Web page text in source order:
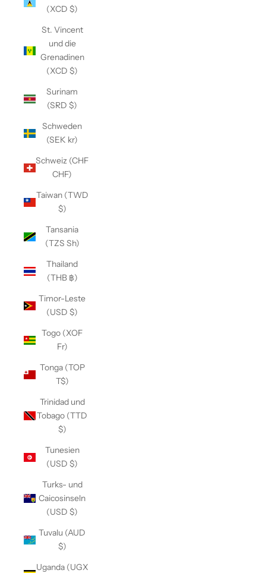
(XCD $)
St. Vincent
und die
Grenadinen
(XCD $)
Surinam
(SRD $)
Schweden
(SEK kr)
Schweiz (CHF
CHF)
Taiwan (TWD
$)
Tansania
(TZS Sh)
Thailand
(THB ฿)
Timor-Leste
(USD $)
Togo (XOF
Fr)
Tonga (TOP
T$)
Trinidad und
Tobago (TTD
$)
Tunesien
(USD $)
Turks- und
Caicosinseln
(USD $)
Tuvalu (AUD
$)
Uganda (UGX